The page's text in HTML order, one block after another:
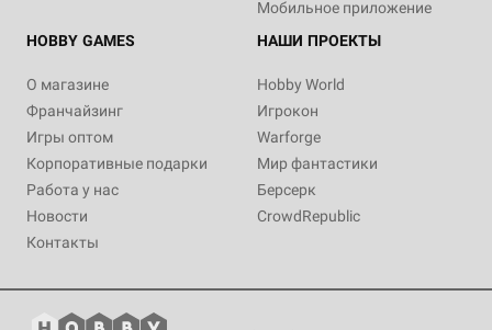
Мобильное приложение
HOBBY GAMES
О магазине
Франчайзинг
Игры оптом
Корпоративные подарки
Работа у нас
Новости
Контакты
НАШИ ПРОЕКТЫ
Hobby World
Игрокон
Warforge
Мир фантастики
Берсерк
CrowdRepublic